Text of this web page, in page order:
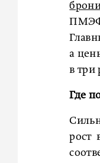
а
в три
Где
рост